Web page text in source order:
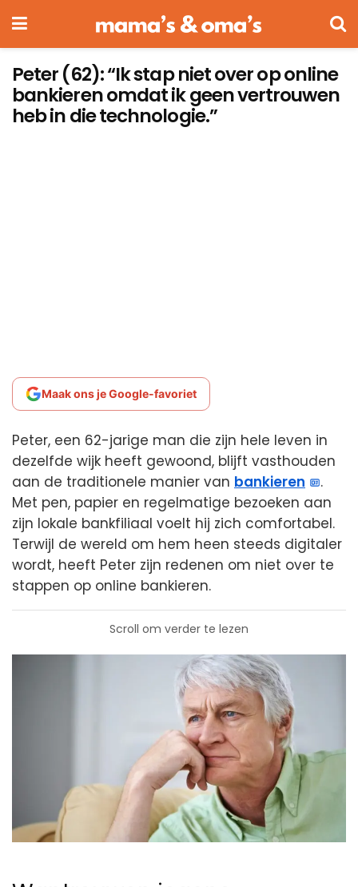
Peter (62): “Ik stap niet over op online
bankieren omdat ik geen vertrouwen
heb in die technologie.”
Maak ons je Google-favoriet
Peter, een 62-jarige man die zijn hele leven in
dezelfde wijk heeft gewoond, blijft vasthouden
aan de traditionele manier van bankieren
.
Met pen, papier en regelmatige bezoeken aan
zijn lokale bankfiliaal voelt hij zich comfortabel.
Terwijl de wereld om hem heen steeds digitaler
wordt, heeft Peter zijn redenen om niet over te
stappen op online bankieren.
Scroll om verder te lezen